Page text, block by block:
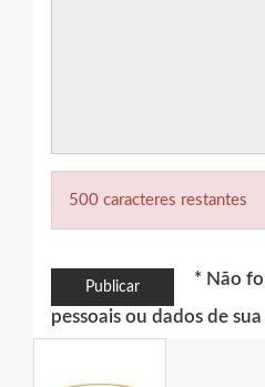
500 caracteres restantes
Publicar * Não
pessoais ou dados de